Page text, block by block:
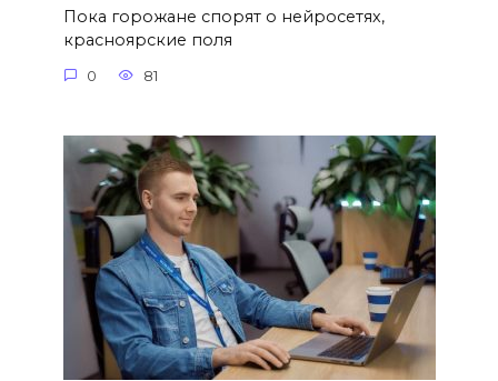
Пока горожане спорят о нейросетях,
красноярские поля
0 81